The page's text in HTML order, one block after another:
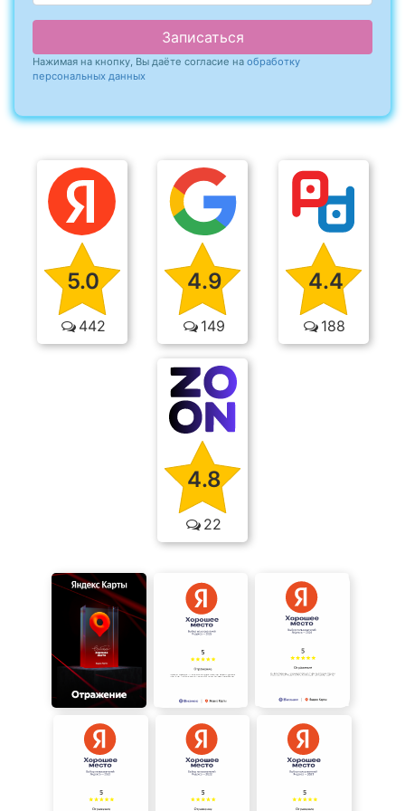
Записаться
Нажимая на кнопку, Вы даёте согласие на обработку
персональных данных
5.0
442
4.9
149
4.4
188
4.8
22